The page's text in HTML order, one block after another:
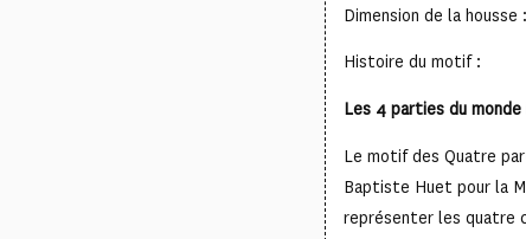
Dimension de la
Histoire du motif :
Les 4 parties du monde
Le motif des Quatre
Baptiste Huet pour la
représenter les quatre